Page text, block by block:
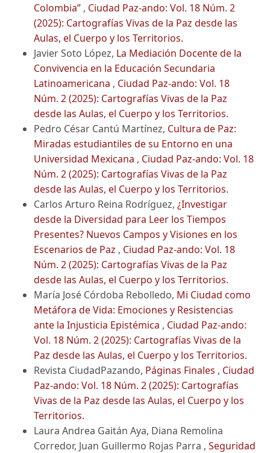
Colombia” , Ciudad Paz-ando: Vol. 18 Núm. 2
(2025): Cartografías Vivas de la Paz desde las
Aulas, el Cuerpo y los Territorios.
Javier Soto López, La Mediación Docente de la
Convivencia en la Educación Secundaria
Latinoamericana , Ciudad Paz-ando: Vol. 18
Núm. 2 (2025): Cartografías Vivas de la Paz
desde las Aulas, el Cuerpo y los Territorios.
Pedro César Cantú Martínez, Cultura de Paz:
Miradas estudiantiles de su Entorno en una
Universidad Mexicana , Ciudad Paz-ando: Vol. 18
Núm. 2 (2025): Cartografías Vivas de la Paz
desde las Aulas, el Cuerpo y los Territorios.
Carlos Arturo Reina Rodríguez, ¿Investigar
desde la Diversidad para Leer los Tiempos
Presentes? Nuevos Campos y Visiones en los
Escenarios de Paz , Ciudad Paz-ando: Vol. 18
Núm. 2 (2025): Cartografías Vivas de la Paz
desde las Aulas, el Cuerpo y los Territorios.
María José Córdoba Rebolledo, Mi Ciudad como
Metáfora de Vida: Emociones y Resistencias
ante la Injusticia Epistémica , Ciudad Paz-ando:
Vol. 18 Núm. 2 (2025): Cartografías Vivas de la
Paz desde las Aulas, el Cuerpo y los Territorios.
Revista CiudadPazando, Páginas Finales , Ciudad
Paz-ando: Vol. 18 Núm. 2 (2025): Cartografías
Vivas de la Paz desde las Aulas, el Cuerpo y los
Territorios.
Laura Andrea Gaitán Aya, Diana Remolina
Corredor, Juan Guillermo Rojas Parra , Seguridad